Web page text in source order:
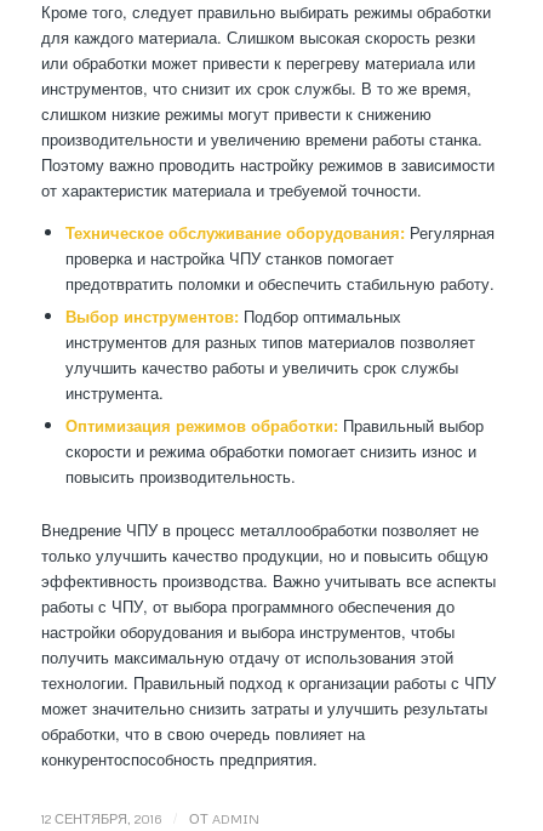
Кроме того, следует правильно выбирать режимы обработки
для каждого материала. Слишком высокая скорость резки
или обработки может привести к перегреву материала или
инструментов, что снизит их срок службы. В то же время,
слишком низкие режимы могут привести к снижению
производительности и увеличению времени работы станка.
Поэтому важно проводить настройку режимов в зависимости
от характеристик материала и требуемой точности.
Техническое обслуживание оборудования:Регулярная
проверка и настройка ЧПУ станков помогает
предотвратить поломки и обеспечить стабильную работу.
Выбор инструментов:Подбор оптимальных
инструментов для разных типов материалов позволяет
улучшить качество работы и увеличить срок службы
инструмента.
Оптимизация режимов обработки:Правильный выбор
скорости и режима обработки помогает снизить износ и
повысить производительность.
Внедрение ЧПУ в процесс металлообработки позволяет не
только улучшить качество продукции, но и повысить общую
эффективность производства. Важно учитывать все аспекты
работы с ЧПУ, от выбора программного обеспечения до
настройки оборудования и выбора инструментов, чтобы
получить максимальную отдачу от использования этой
технологии. Правильный подход к организации работы с ЧПУ
может значительно снизить затраты и улучшить результаты
обработки, что в свою очередь повлияет на
конкурентоспособность предприятия.
12 СЕНТЯБРЯ, 2016 ОТ ADMIN